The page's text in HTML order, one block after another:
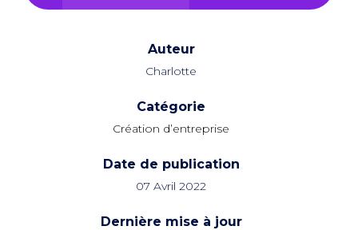
Auteur
Charlotte
Catégorie
Création d’entreprise
Date de publication
07 Avril 2022
Dernière mise à jour